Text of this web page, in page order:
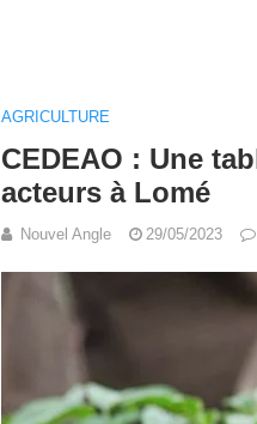
AGRICULTURE
CEDEAO : Une
acteurs à Lomé
Nouvel Angle 29/05/2023